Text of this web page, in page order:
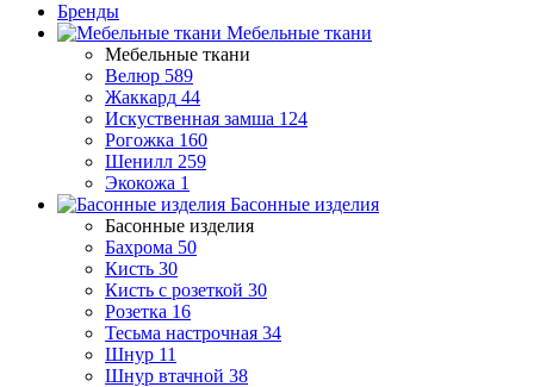
Бренды
Мебельные ткани
Мебельные ткани
Велюр 589
Жаккард 44
Искуственная замша 124
Рогожка 160
Шенилл 259
Экокожа 1
Басонные изделия
Басонные изделия
Бахрома 50
Кисть 30
Кисть с розеткой 30
Розетка 16
Тесьма настрочная 34
Шнур 11
Шнур втачной 38